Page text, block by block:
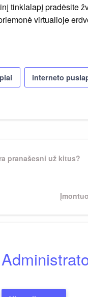
tinklalapį pradėsite
virtualioje
interneto
pranašesni už kitus?
Next